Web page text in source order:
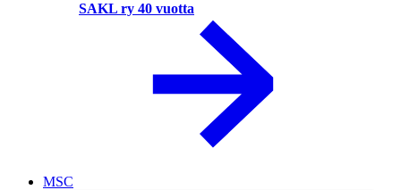
SAKL ry 40 vuotta
MSC